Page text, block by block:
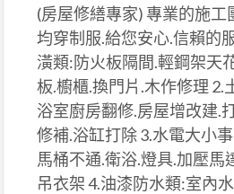
(房屋修繕專家) 專業的施工
均穿制服.給您安心.信賴的
潢類:防火板隔間.輕鋼架天
板.櫥櫃.換門片.木作修理 2.
浴室廚房翻修.房屋增改建.
修補.浴缸打除 3.水電大小
馬桶不通.衛浴.燈具.加壓馬
吊衣架 4.油漆防水類:室內